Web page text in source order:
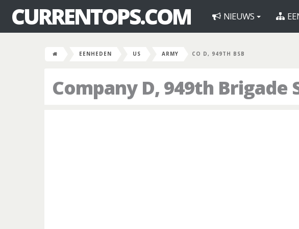
CURRENTOPS.COM NIEUWS
EENHEDEN US ARMY CO D, 949TH BSB
Company D, 949th